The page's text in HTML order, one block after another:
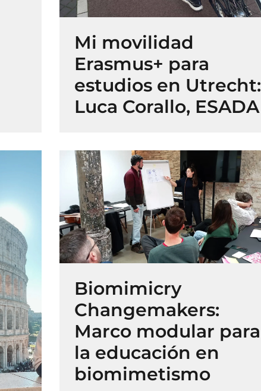
Mi movilidad
Erasmus+ para
estudios en Utrecht:
Luca Corallo, ESADA
Biomimicry
Changemakers:
Marco modular para
la educación en
biomimetismo